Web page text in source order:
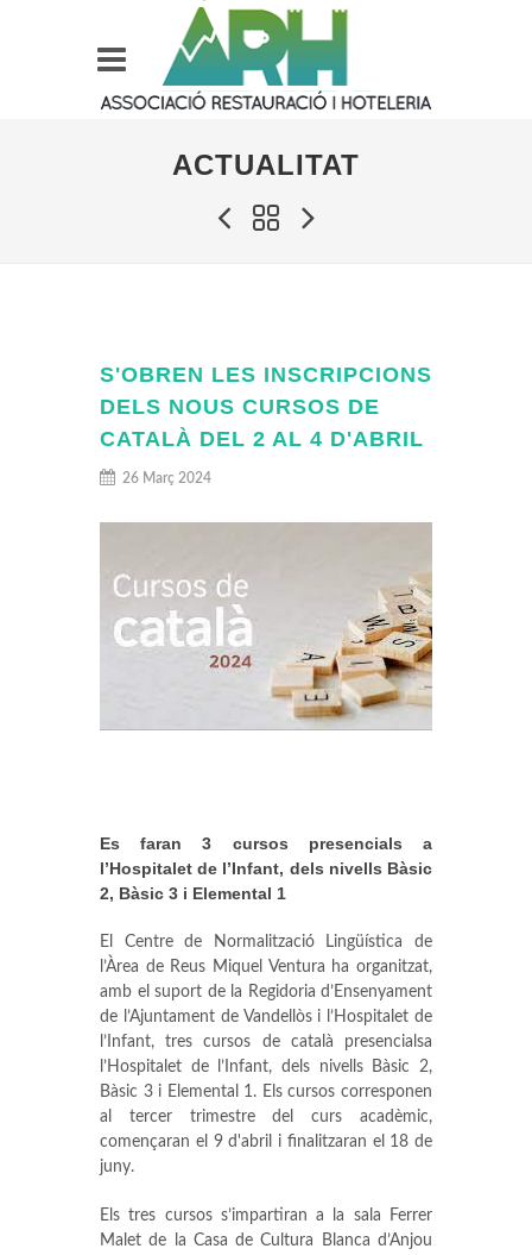
ACTUALITAT
S'OBREN LES INSCRIPCIONS
DELS NOUS CURSOS DE
CATALÀ DEL 2 AL 4 D'ABRIL
26 Març 2024
Es faran 3 cursos presencials a
l’Hospitalet de l’Infant, dels nivells Bàsic
2, Bàsic 3 i Elemental 1
El Centre de Normalització Lingüística de
l’Àrea de Reus Miquel Ventura ha organitzat,
amb el suport de la Regidoria d’Ensenyament
de l’Ajuntament de Vandellòs i l’Hospitalet de
l’Infant, tres cursos de català presencialsa
l’Hospitalet de l’Infant, dels nivells Bàsic 2,
Bàsic 3 i Elemental 1. Els cursos corresponen
al tercer trimestre del curs acadèmic,
començaran el 9 d'abril i finalitzaran el 18 de
juny.
Els tres cursos s’impartiran a la sala Ferrer
Malet de la Casa de Cultura Blanca d’Anjou